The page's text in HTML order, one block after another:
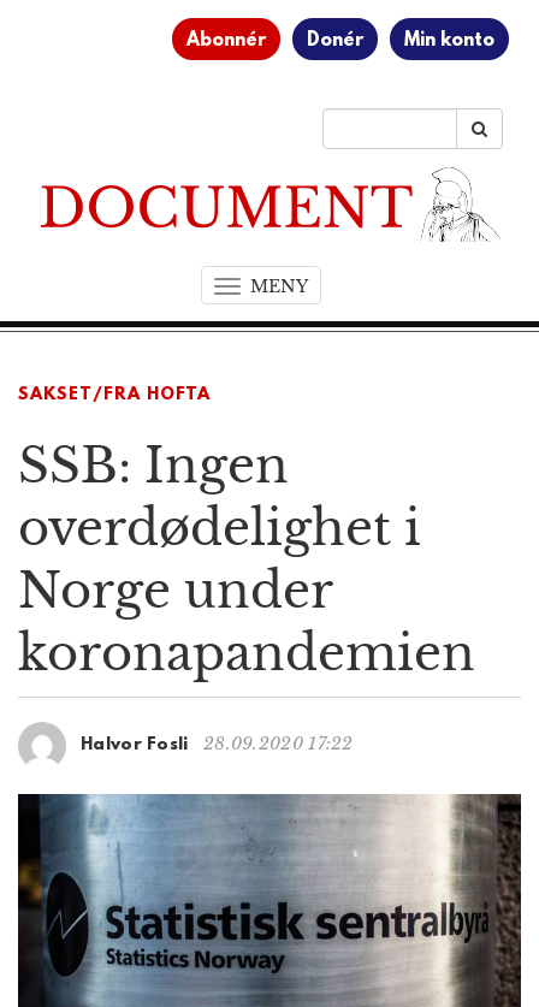
Abonnér Donér Min konto
MENYT
o
v
i
g
a
t
i
o
SAKSET/FRA HOFTA
SSB: Ingen
overdødelighet i
Norge under
koronapandemien
Halvor Fosli 28.09.2020 17:22